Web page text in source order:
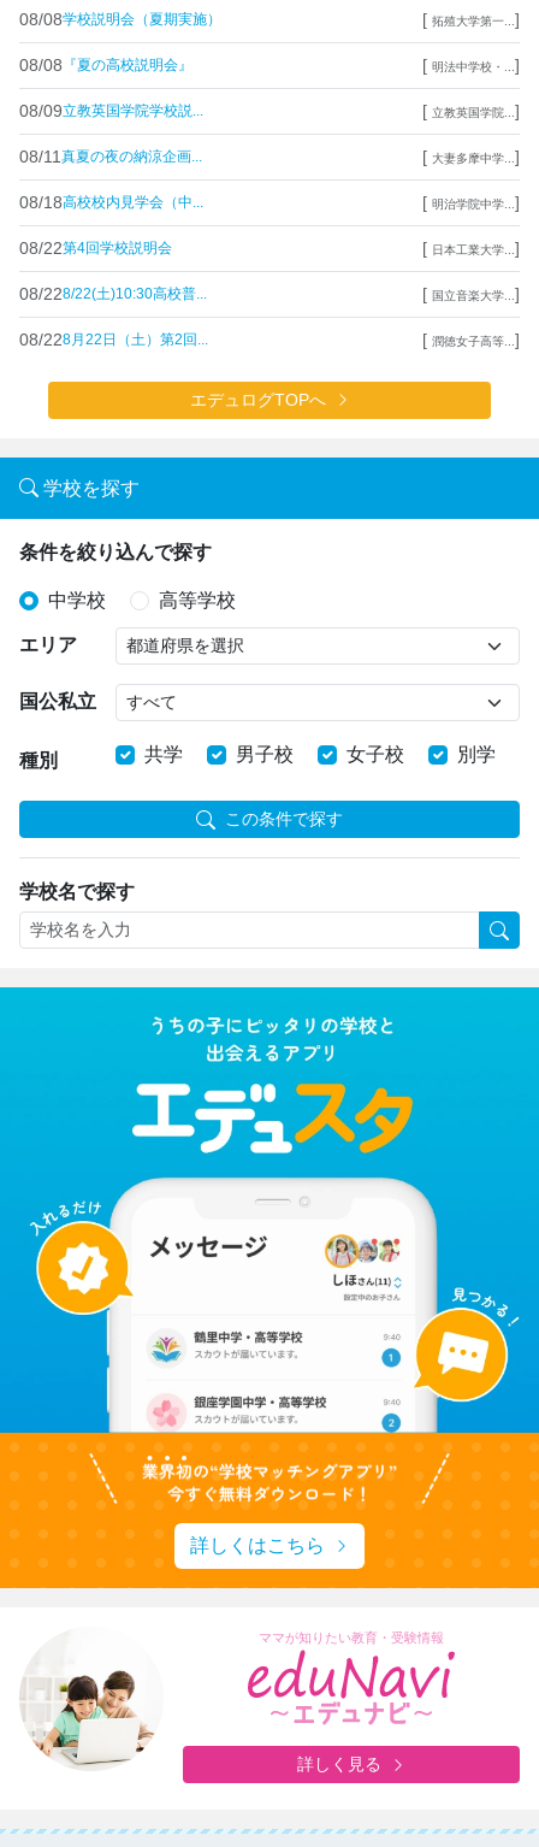
08/08学校説明会（夏期実施） [ 拓殖大学第一... ]
08/08 『夏の高校説明会』 [ 明法中学校・... ]
08/09立教英国学院学校説... [ 立教英国学院... ]
08/11 真夏の夜の納涼企画... [ 大妻多摩中学... ]
08/18高校校内見学会（中... [ 明治学院中学... ]
08/22第4回学校説明会 [ 日本工業大学... ]
08/228/22(土)10:30高校普... [ 国立音楽大学... ]
08/228月22日（土）第2回... [ 潤徳女子高等... ]
エデュログTOPへ
学校を探す
条件を絞り込んで探す
中学校 高等学校
エリア
国公私立
種別 共学 男子校 女子校 別学
この条件で探す
学校名で探す
詳しくはこちら
ママが知りたい教育・受験情報
詳しく見る